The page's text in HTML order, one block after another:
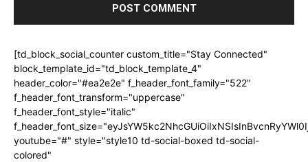
[td_block_social_counter custom_title="Stay Connected"
block_template_id="td_block_template_4"
header_color="#ea2e2e" f_header_font_family="522"
f_header_font_transform="uppercase"
f_header_font_style="italic"
youtube="#" style="style10 td-social-boxed td-social-
colored"